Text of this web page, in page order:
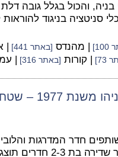
בניה, והכול בגלל גובה
סניטציה בניגוד
| מהנדס [באתר 441] |
73] | קורות [באתר 316] |
לפי פסק דינה
חדר המדרגות והלובי
להתפרש על שטחים ניכרים, ואין